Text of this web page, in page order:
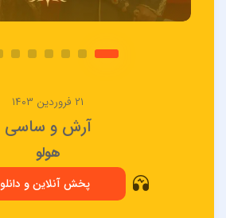
۲۱ فروردین ۱۴۰۳
آرش و ساسی
هولو
پخش آنلاین و دانلود